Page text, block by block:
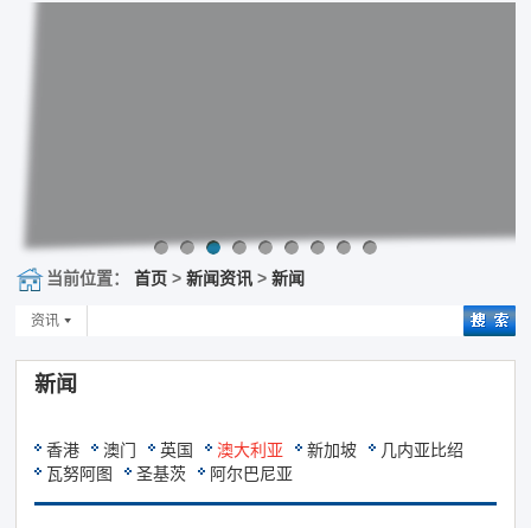
当前位置： 首页 >新闻资讯 >新闻
资讯
新闻
香港 澳门 英国 澳大利亚 新加坡
几内亚比绍
瓦努阿图
圣基茨 阿尔巴尼亚